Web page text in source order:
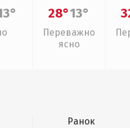
28°13°
Переважно
ясно
Ранок